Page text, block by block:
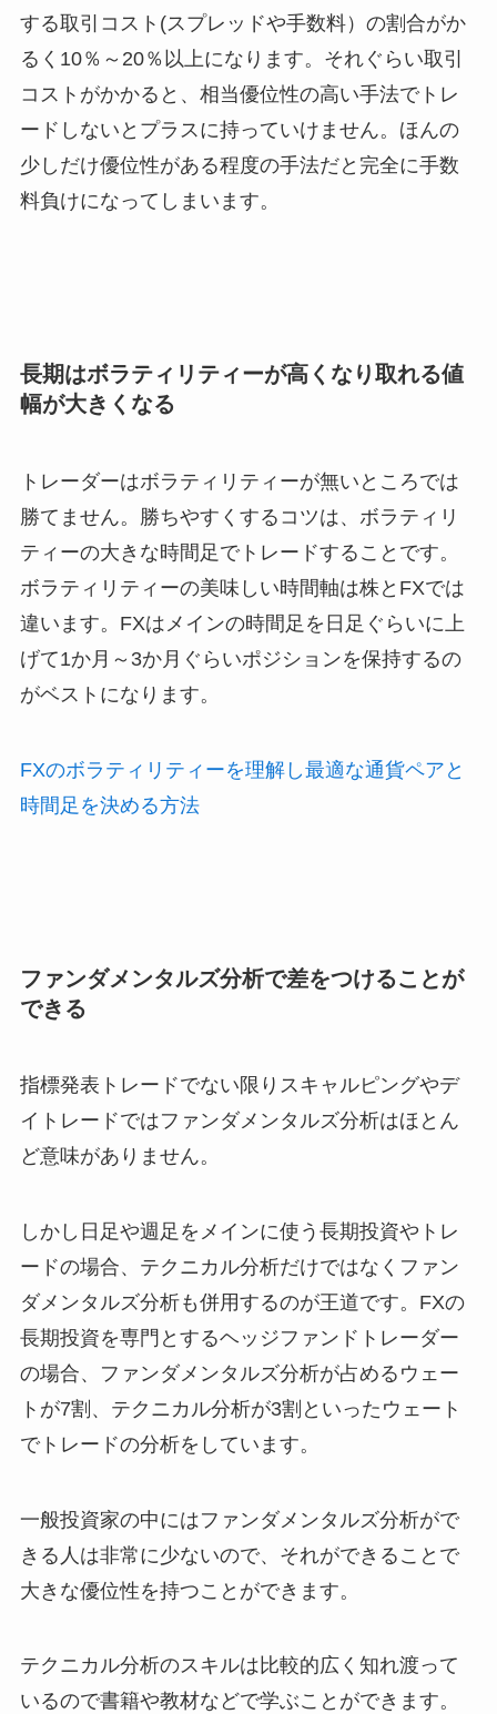
する取引コスト(スプレッドや手数料）の割合がか
るく10％～20％以上になります。それぐらい取引
コストがかかると、相当優位性の高い手法でトレ
ードしないとプラスに持っていけません。ほんの
少しだけ優位性がある程度の手法だと完全に手数
料負けになってしまいます。
長期はボラティリティーが高くなり取れる値
幅が大きくなる
トレーダーはボラティリティーが無いところでは
勝てません。勝ちやすくするコツは、ボラティリ
ティーの大きな時間足でトレードすることです。
ボラティリティーの美味しい時間軸は株とFXでは
違います。FXはメインの時間足を日足ぐらいに上
げて1か月～3か月ぐらいポジションを保持するの
がベストになります。
FXのボラティリティーを理解し最適な通貨ペアと
時間足を決める方法
ファンダメンタルズ分析で差をつけることが
できる
指標発表トレードでない限りスキャルピングやデ
イトレードではファンダメンタルズ分析はほとん
ど意味がありません。
しかし日足や週足をメインに使う長期投資やトレ
ードの場合、テクニカル分析だけではなくファン
ダメンタルズ分析も併用するのが王道です。FXの
長期投資を専門とするヘッジファンドトレーダー
の場合、ファンダメンタルズ分析が占めるウェー
トが7割、テクニカル分析が3割といったウェート
でトレードの分析をしています。
一般投資家の中にはファンダメンタルズ分析がで
きる人は非常に少ないので、それができることで
大きな優位性を持つことができます。
テクニカル分析のスキルは比較的広く知れ渡って
いるので書籍や教材などで学ぶことができます。